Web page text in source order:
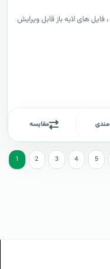
های لایه باز قابل ویرایش
مقایسه
1 2 3 4 5